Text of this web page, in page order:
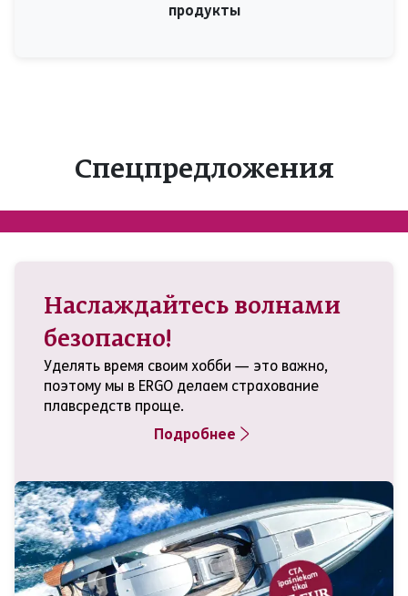
продукты
Спецпредложения
Наслаждайтесь волнами
безопасно!
Уделять время своим хобби — это важно,
поэтому мы в ERGO делаем страхование
плавсредств проще.
Подробнее